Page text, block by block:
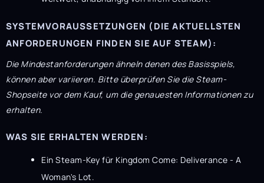
SYSTEMVORAUSSETZUNGEN (DIE AKTUELLSTEN
ANFORDERUNGEN FINDEN SIE AUF STEAM):
Die Mindestanforderungen ähneln denen des Basisspiels,
können aber variieren. Bitte überprüfen Sie die Steam-
Shopseite vor dem Kauf, um die genauesten Informationen zu
erhalten.
WAS SIE ERHALTEN WERDEN:
Ein Steam-Key für Kingdom Come: Deliverance - A
Woman's Lot.